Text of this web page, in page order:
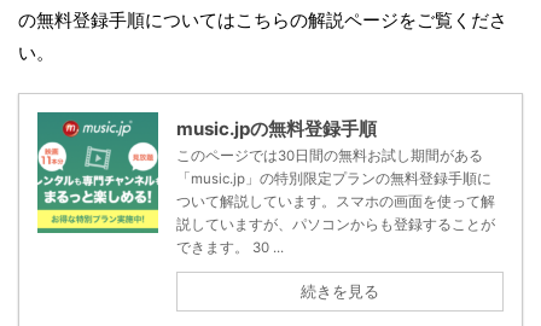
の無料登録手順についてはこちらの解説ページをご覧くださ
い。
music.jpの無料登録手順
このページでは30日間の無料お試し期間がある
「music.jp」の特別限定プランの無料登録手順に
ついて解説しています。スマホの画面を使って解
説していますが、パソコンからも登録することが
できます。 30 ...
続きを見る